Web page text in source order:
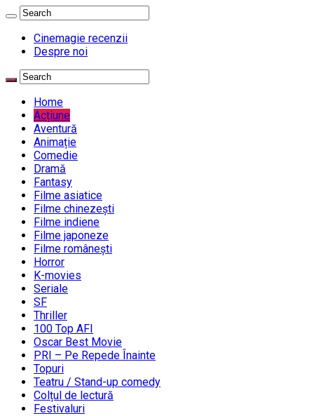
Cinemagie recenzii
Despre noi
Home
Acțiune
Aventură
Animație
Comedie
Dramă
Fantasy
Filme asiatice
Filme chinezești
Filme indiene
Filme japoneze
Filme românești
Horror
K-movies
Seriale
SF
Thriller
100 Top AFI
Oscar Best Movie
PRI – Pe Repede Înainte
Topuri
Teatru / Stand-up comedy
Colțul de lectură
Festivaluri